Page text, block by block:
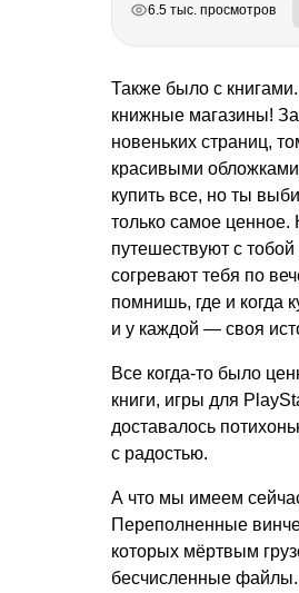
6.5 тыс. просмотров
Также было с
книжные магазины!
новеньких страниц,
красивыми
купить все, но ты
только самое ценное.
путешествуют с тобой
согревают тебя по
помнишь, где и когда
и у каждой — своя
Все когда-то было
книги, игры для
доставалось
с радостью.
А что мы имеем
Переполненные
которых мёртвым
бесчисленные